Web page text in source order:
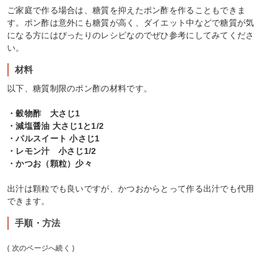
ご家庭で作る場合は、糖質を抑えたポン酢を作ることもできま
す。ポン酢は意外にも糖質が高く、ダイエット中などで糖質が気
になる方にはぴったりのレシピなのでぜひ参考にしてみてくださ
い。
材料
以下、糖質制限のポン酢の材料です。
・穀物酢 大さじ1
・減塩醤油 大さじ1と1/2
・パルスイート 小さじ1
・レモン汁 小さじ1/2
・かつお（顆粒）少々
出汁は顆粒でも良いですが、かつおからとって作る出汁でも代用
できます。
手順・方法
( 次のページへ続く )